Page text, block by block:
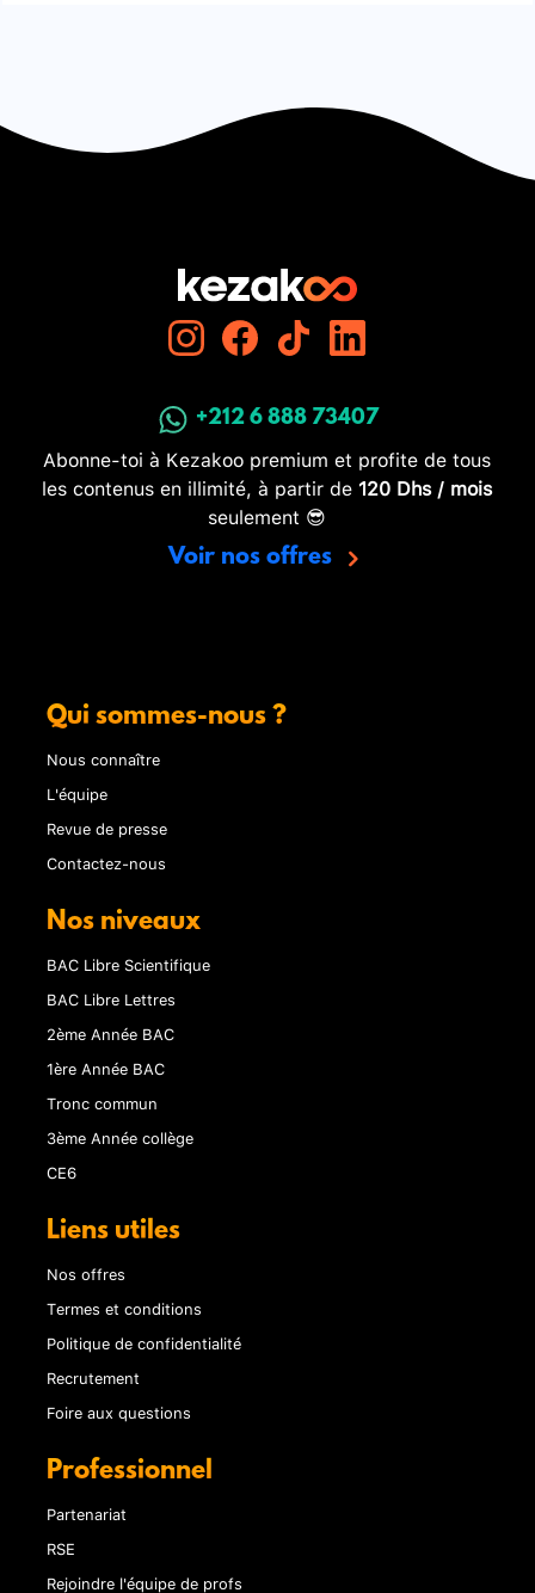
+212 6 888 73407
Abonne-toi à Kezakoo premium et profite de tous
les contenus en illimité, à partir de 120 Dhs / mois
seulement 😎
Voir nos offres
Qui sommes-nous ?
Nous connaître
L'équipe
Revue de presse
Contactez-nous
Nos niveaux
BAC Libre Scientifique
BAC Libre Lettres
2ème Année BAC
1ère Année BAC
Tronc commun
3ème Année collège
CE6
Liens utiles
Nos offres
Termes et conditions
Politique de confidentialité
Recrutement
Foire aux questions
Professionnel
Partenariat
RSE
Rejoindre l'équipe de profs